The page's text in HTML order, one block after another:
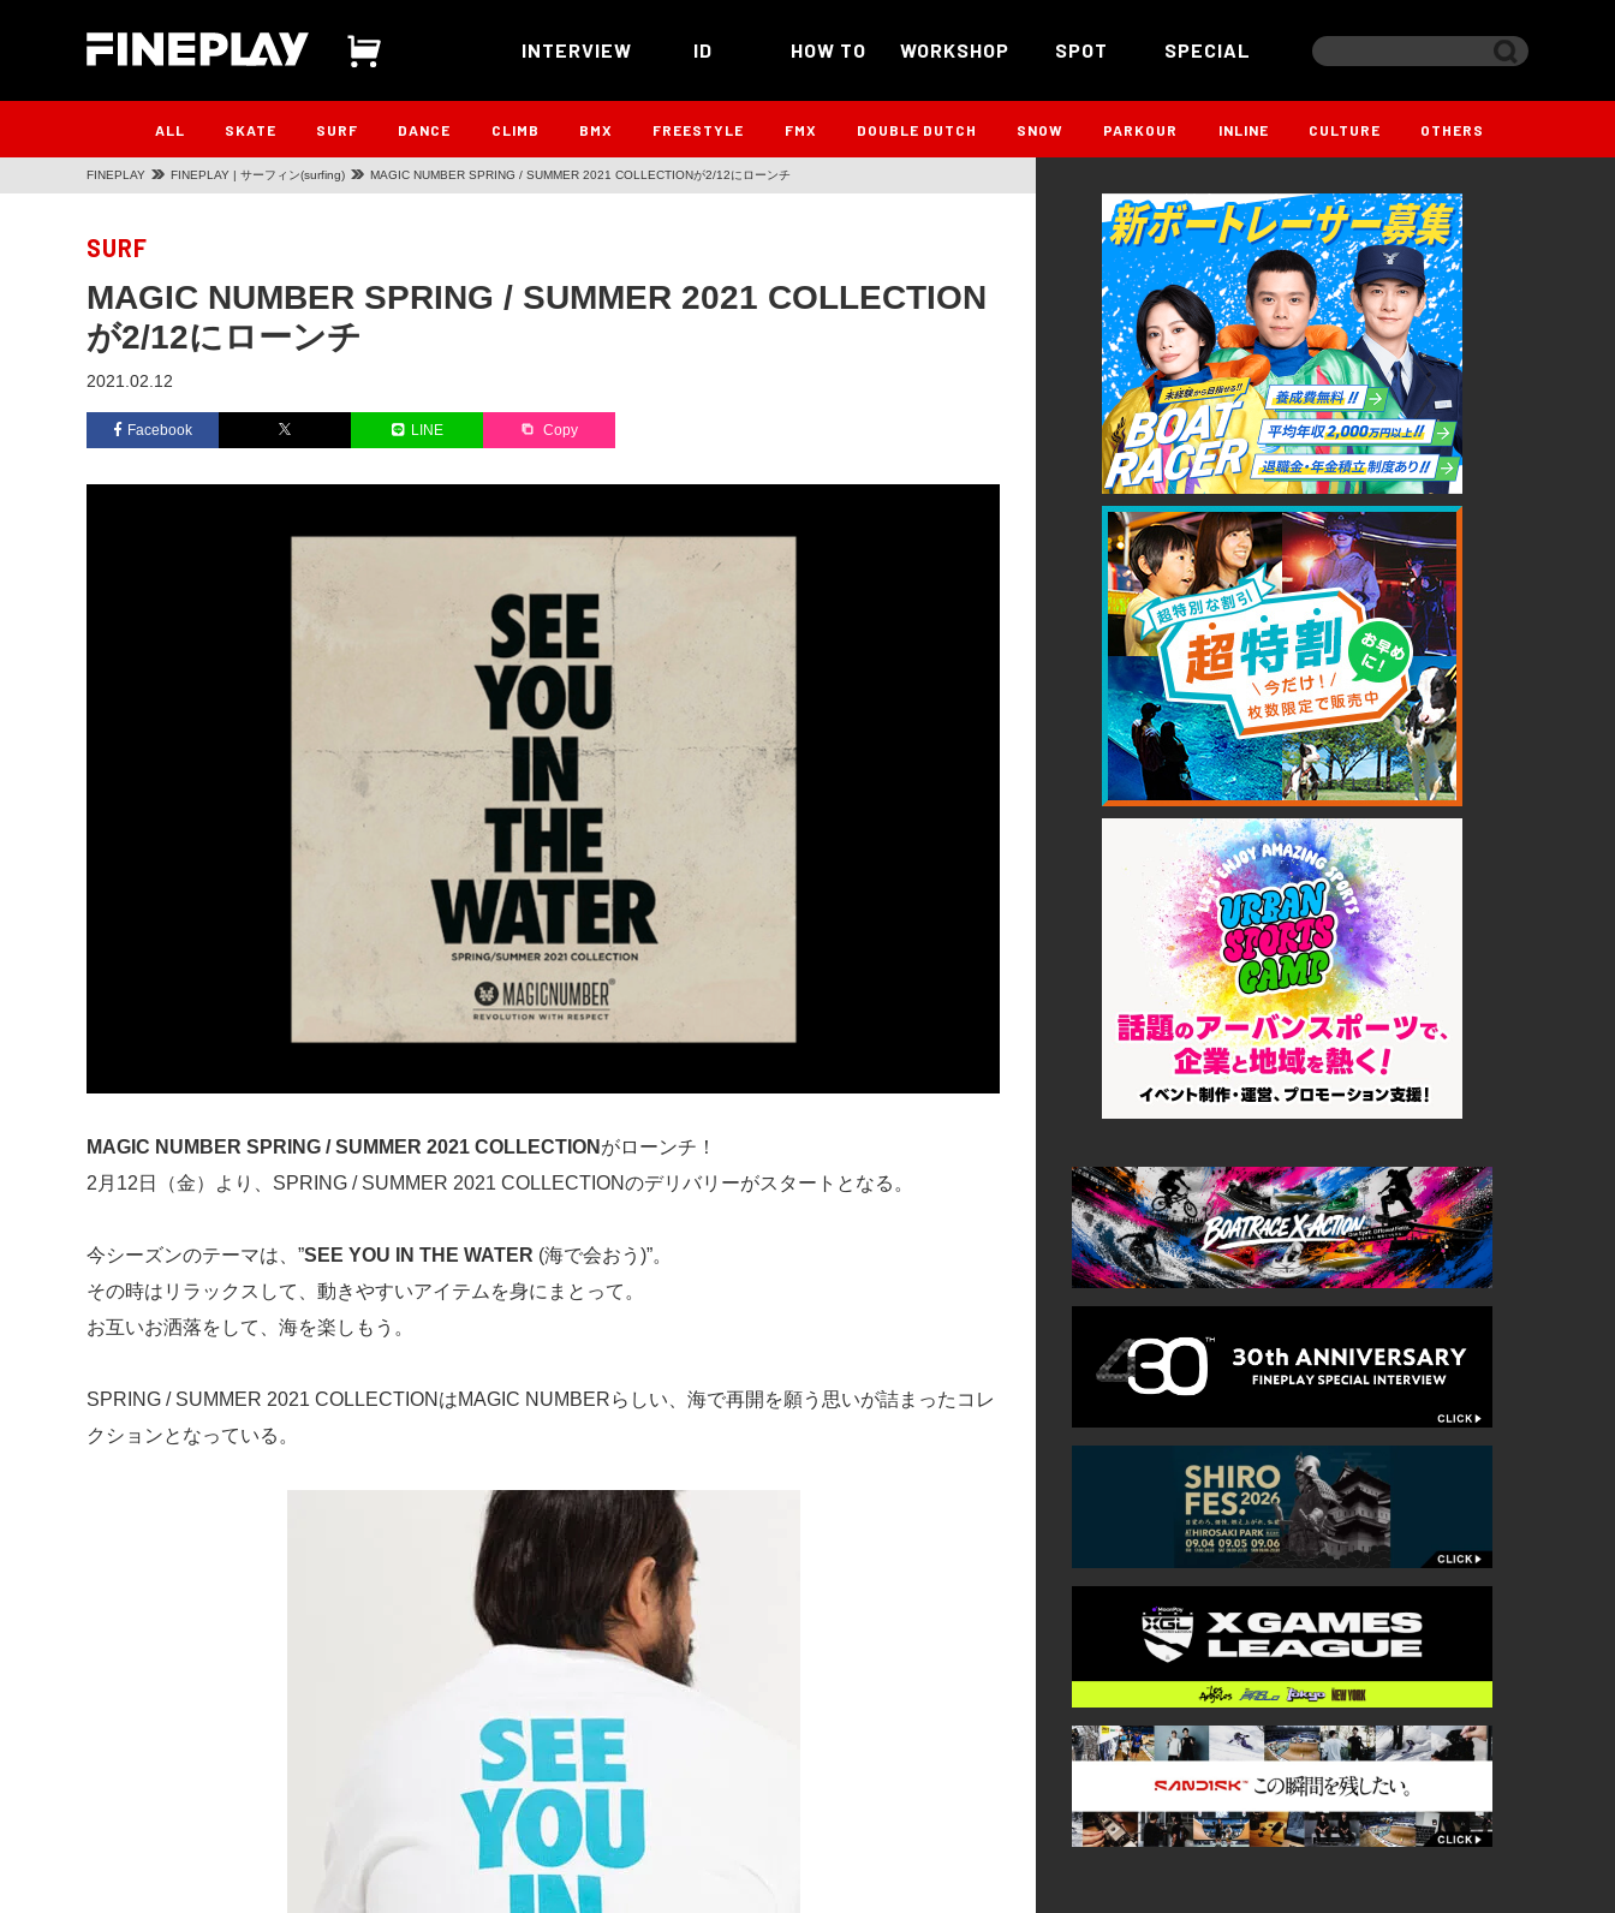
INTERVIEW ID HOW TO WORKSHOP SPOT SPECIAL
ALL SKATE SURF DANCE CLIMB BMX FREESTYLE FMX DOUBLE DUTCH SNOW PARKOUR INLINE CULTURE OTHERS
FINEPLAY FINEPLAY | サーフィン(surfing) MAGIC NUMBER SPRING / SUMMER 2021 COLLECTIONが2/12にローンチ
SURF
MAGIC NUMBER SPRING / SUMMER 2021 COLLECTION
が2/12にローンチ
2021.02.12
Facebook LINE Copy
MAGIC NUMBER SPRING / SUMMER 2021 COLLECTION がローンチ！
2月12日（金）より、SPRING / SUMMER 2021 COLLECTIONのデリバリーがスタートとなる。
今シーズンのテーマは、”SEE YOU IN THE WATER (海で会おう)”。
その時はリラックスして、動きやすいアイテムを身にまとって。
お互いお洒落をして、海を楽しもう。
SPRING / SUMMER 2021 COLLECTIONはMAGIC NUMBERらしい、海で再開を願う思いが詰まったコレ
クションとなっている。